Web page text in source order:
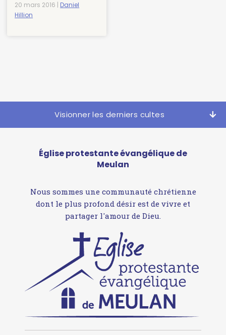
20 mars 2016 | Daniel
Hillion
Visionner les derniers cultes
Église protestante évangélique de
Meulan
Nous sommes une communauté chrétienne
dont le plus profond désir est de vivre et
partager l'amour de Dieu.